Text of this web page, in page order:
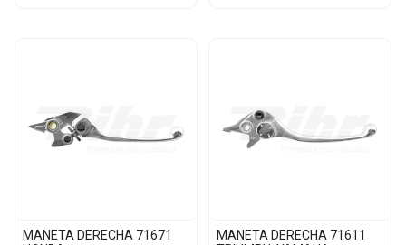
MANETA DERECHA 71671
MANETA DERECHA 71611